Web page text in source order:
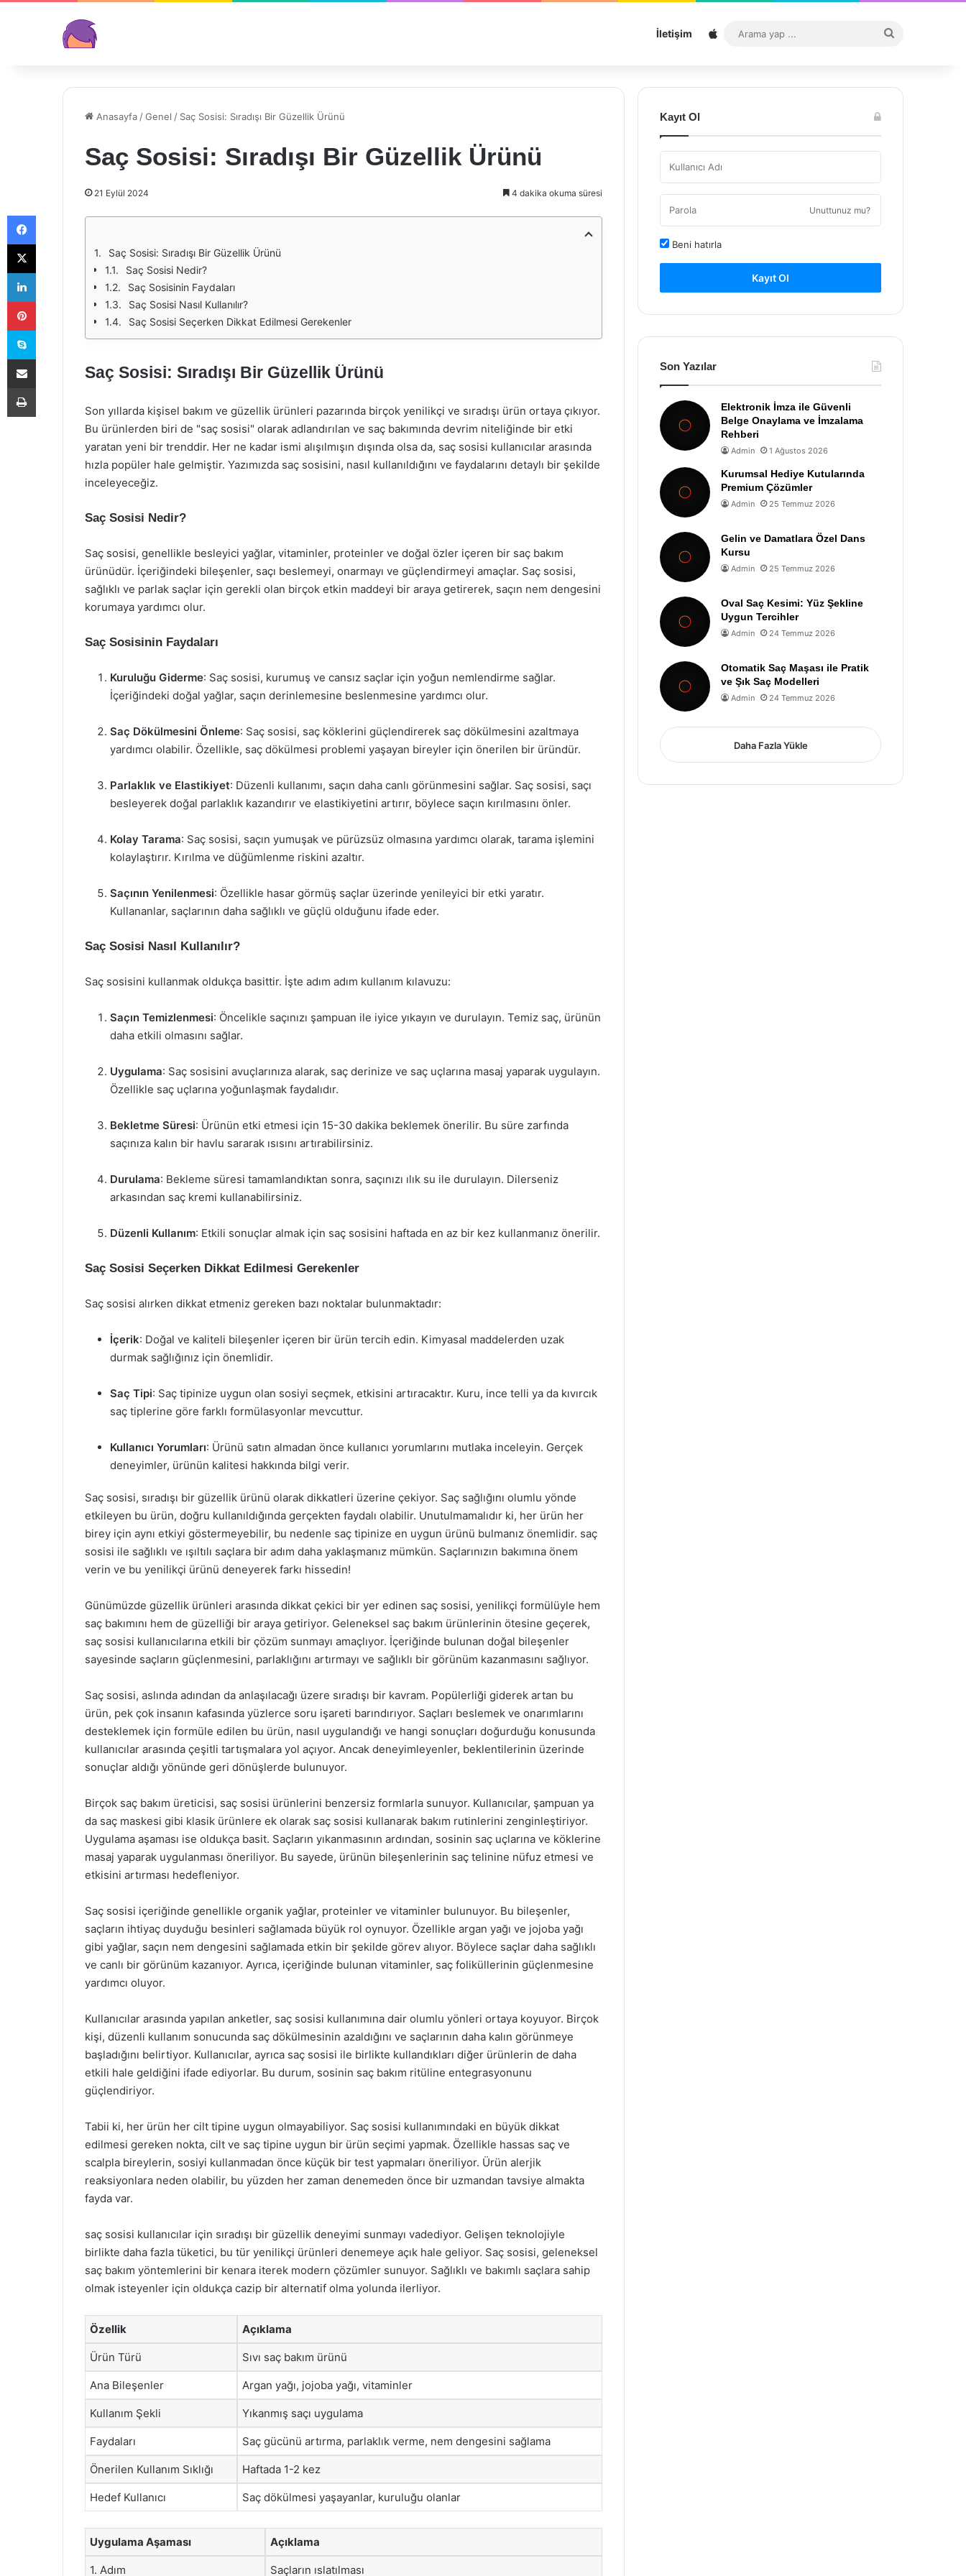
İletişim Sitemap
...
Anasayfa /Genel / Saç Sosisi: Sıradışı Bir Güzellik Ürünü
Saç Sosisi: Sıradışı Bir Güzellik Ürünü
21 Eylül 2024 4 dakika okuma süresi
Saç Sosisi: Sıradışı Bir Güzellik Ürünü
Saç Sosisi Nedir?
Saç Sosisinin Faydaları
Saç Sosisi Nasıl Kullanılır?
Saç Sosisi Seçerken Dikkat Edilmesi Gerekenler
Saç Sosisi: Sıradışı Bir Güzellik Ürünü
Son yıllarda kişisel bakım ve güzellik ürünleri pazarında birçok yenilikçi ve sıradışı ürün ortaya çıkıyor.
Bu ürünlerden biri de "saç sosisi" olarak adlandırılan ve saç bakımında devrim niteliğinde bir etki
yaratan yeni bir trenddir. Her ne kadar ismi alışılmışın dışında olsa da, saç sosisi kullanıcılar arasında
hızla popüler hale gelmiştir. Yazımızda saç sosisini, nasıl kullanıldığını ve faydalarını detaylı bir şekilde
inceleyeceğiz.
Saç Sosisi Nedir?
Saç sosisi, genellikle besleyici yağlar, vitaminler, proteinler ve doğal özler içeren bir saç bakım
ürünüdür. İçeriğindeki bileşenler, saçı beslemeyi, onarmayı ve güçlendirmeyi amaçlar. Saç sosisi,
sağlıklı ve parlak saçlar için gerekli olan birçok etkin maddeyi bir araya getirerek, saçın nem dengesini
korumaya yardımcı olur.
Saç Sosisinin Faydaları
Kuruluğu Giderme: Saç sosisi, kurumuş ve cansız saçlar için yoğun nemlendirme sağlar.
İçeriğindeki doğal yağlar, saçın derinlemesine beslenmesine yardımcı olur.
Saç Dökülmesini Önleme: Saç sosisi, saç köklerini güçlendirerek saç dökülmesini azaltmaya
yardımcı olabilir. Özellikle, saç dökülmesi problemi yaşayan bireyler için önerilen bir üründür.
Parlaklık ve Elastikiyet: Düzenli kullanımı, saçın daha canlı görünmesini sağlar. Saç sosisi, saçı
besleyerek doğal parlaklık kazandırır ve elastikiyetini artırır, böylece saçın kırılmasını önler.
Kolay Tarama: Saç sosisi, saçın yumuşak ve pürüzsüz olmasına yardımcı olarak, tarama işlemini
kolaylaştırır. Kırılma ve düğümlenme riskini azaltır.
Saçının Yenilenmesi: Özellikle hasar görmüş saçlar üzerinde yenileyici bir etki yaratır.
Kullananlar, saçlarının daha sağlıklı ve güçlü olduğunu ifade eder.
Saç Sosisi Nasıl Kullanılır?
Saç sosisini kullanmak oldukça basittir. İşte adım adım kullanım kılavuzu:
Saçın Temizlenmesi: Öncelikle saçınızı şampuan ile iyice yıkayın ve durulayın. Temiz saç, ürünün
daha etkili olmasını sağlar.
Uygulama: Saç sosisini avuçlarınıza alarak, saç derinize ve saç uçlarına masaj yaparak uygulayın.
Özellikle saç uçlarına yoğunlaşmak faydalıdır.
Bekletme Süresi: Ürünün etki etmesi için 15-30 dakika beklemek önerilir. Bu süre zarfında
saçınıza kalın bir havlu sararak ısısını artırabilirsiniz.
Durulama: Bekleme süresi tamamlandıktan sonra, saçınızı ılık su ile durulayın. Dilerseniz
arkasından saç kremi kullanabilirsiniz.
Düzenli Kullanım: Etkili sonuçlar almak için saç sosisini haftada en az bir kez kullanmanız önerilir.
Saç Sosisi Seçerken Dikkat Edilmesi Gerekenler
Saç sosisi alırken dikkat etmeniz gereken bazı noktalar bulunmaktadır:
İçerik: Doğal ve kaliteli bileşenler içeren bir ürün tercih edin. Kimyasal maddelerden uzak
durmak sağlığınız için önemlidir.
Saç Tipi: Saç tipinize uygun olan sosiyi seçmek, etkisini artıracaktır. Kuru, ince telli ya da kıvırcık
saç tiplerine göre farklı formülasyonlar mevcuttur.
Kullanıcı Yorumları: Ürünü satın almadan önce kullanıcı yorumlarını mutlaka inceleyin. Gerçek
deneyimler, ürünün kalitesi hakkında bilgi verir.
Saç sosisi, sıradışı bir güzellik ürünü olarak dikkatleri üzerine çekiyor. Saç sağlığını olumlu yönde
etkileyen bu ürün, doğru kullanıldığında gerçekten faydalı olabilir. Unutulmamalıdır ki, her ürün her
birey için aynı etkiyi göstermeyebilir, bu nedenle saç tipinize en uygun ürünü bulmanız önemlidir. saç
sosisi ile sağlıklı ve ışıltılı saçlara bir adım daha yaklaşmanız mümkün. Saçlarınızın bakımına önem
verin ve bu yenilikçi ürünü deneyerek farkı hissedin!
Günümüzde güzellik ürünleri arasında dikkat çekici bir yer edinen saç sosisi, yenilikçi formülüyle hem
saç bakımını hem de güzelliği bir araya getiriyor. Geleneksel saç bakım ürünlerinin ötesine geçerek,
saç sosisi kullanıcılarına etkili bir çözüm sunmayı amaçlıyor. İçeriğinde bulunan doğal bileşenler
sayesinde saçların güçlenmesini, parlaklığını artırmayı ve sağlıklı bir görünüm kazanmasını sağlıyor.
Saç sosisi, aslında adından da anlaşılacağı üzere sıradışı bir kavram. Popülerliği giderek artan bu
ürün, pek çok insanın kafasında yüzlerce soru işareti barındırıyor. Saçları beslemek ve onarımlarını
desteklemek için formüle edilen bu ürün, nasıl uygulandığı ve hangi sonuçları doğurduğu konusunda
kullanıcılar arasında çeşitli tartışmalara yol açıyor. Ancak deneyimleyenler, beklentilerinin üzerinde
sonuçlar aldığı yönünde geri dönüşlerde bulunuyor.
Birçok saç bakım üreticisi, saç sosisi ürünlerini benzersiz formlarla sunuyor. Kullanıcılar, şampuan ya
da saç maskesi gibi klasik ürünlere ek olarak saç sosisi kullanarak bakım rutinlerini zenginleştiriyor.
Uygulama aşaması ise oldukça basit. Saçların yıkanmasının ardından, sosinin saç uçlarına ve köklerine
masaj yaparak uygulanması öneriliyor. Bu sayede, ürünün bileşenlerinin saç telinine nüfuz etmesi ve
etkisini artırması hedefleniyor.
Saç sosisi içeriğinde genellikle organik yağlar, proteinler ve vitaminler bulunuyor. Bu bileşenler,
saçların ihtiyaç duyduğu besinleri sağlamada büyük rol oynuyor. Özellikle argan yağı ve jojoba yağı
gibi yağlar, saçın nem dengesini sağlamada etkin bir şekilde görev alıyor. Böylece saçlar daha sağlıklı
ve canlı bir görünüm kazanıyor. Ayrıca, içeriğinde bulunan vitaminler, saç foliküllerinin güçlenmesine
yardımcı oluyor.
Kullanıcılar arasında yapılan anketler, saç sosisi kullanımına dair olumlu yönleri ortaya koyuyor. Birçok
kişi, düzenli kullanım sonucunda saç dökülmesinin azaldığını ve saçlarının daha kalın görünmeye
başladığını belirtiyor. Kullanıcılar, ayrıca saç sosisi ile birlikte kullandıkları diğer ürünlerin de daha
etkili hale geldiğini ifade ediyorlar. Bu durum, sosinin saç bakım ritüline entegrasyonunu
güçlendiriyor.
Tabii ki, her ürün her cilt tipine uygun olmayabiliyor. Saç sosisi kullanımındaki en büyük dikkat
edilmesi gereken nokta, cilt ve saç tipine uygun bir ürün seçimi yapmak. Özellikle hassas saç ve
scalpla bireylerin, sosiyi kullanmadan önce küçük bir test yapmaları öneriliyor. Ürün alerjik
reaksiyonlara neden olabilir, bu yüzden her zaman denemeden önce bir uzmandan tavsiye almakta
fayda var.
saç sosisi kullanıcılar için sıradışı bir güzellik deneyimi sunmayı vadediyor. Gelişen teknolojiyle
birlikte daha fazla tüketici, bu tür yenilikçi ürünleri denemeye açık hale geliyor. Saç sosisi, geleneksel
saç bakım yöntemlerini bir kenara iterek modern çözümler sunuyor. Sağlıklı ve bakımlı saçlara sahip
olmak isteyenler için oldukça cazip bir alternatif olma yolunda ilerliyor.
Özellik Açıklama
Ürün Türü Sıvı saç bakım ürünü
Ana Bileşenler Argan yağı, jojoba yağı, vitaminler
Kullanım Şekli Yıkanmış saçı uygulama
Faydaları Saç gücünü artırma, parlaklık verme, nem dengesini sağlama
Önerilen Kullanım Sıklığı Haftada 1-2 kez
Hedef Kullanıcı Saç dökülmesi yaşayanlar, kuruluğu olanlar
Uygulama Aşaması Açıklama
1. Adım Saçların ıslatılması
Kayıt Ol
Unuttunuz mu?
Beni hatırla
Kayıt Ol
Son Yazılar
Elektronik İmza ile Güvenli
Belge Onaylama ve İmzalama
Rehberi
Admin 1 Ağustos 2026
Kurumsal Hediye Kutularında
Premium Çözümler
Admin 25 Temmuz 2026
Gelin ve Damatlara Özel Dans
Kursu
Admin 25 Temmuz 2026
Oval Saç Kesimi: Yüz Şekline
Uygun Tercihler
Admin 24 Temmuz 2026
Otomatik Saç Maşası ile Pratik
ve Şık Saç Modelleri
Admin 24 Temmuz 2026
Daha Fazla Yükle
Facebook
X
LinkedIn
Pinterest
Skype
E-Posta ile paylaş